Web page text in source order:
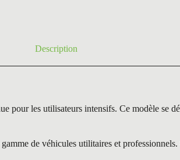
Description
les utilisateurs intensifs. Ce modèle se
de véhicules utilitaires et